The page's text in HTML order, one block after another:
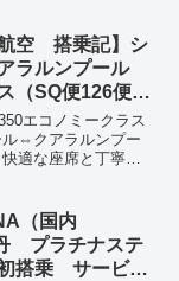
航空 搭乗記】シ
ラルンプール
（SQ便126便、
エコノミークラス
⇔クアラルンプー
適な座席と丁寧な
（国内
プラチナステ
搭乗 サービス